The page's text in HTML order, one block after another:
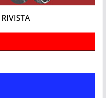
RIVISTA